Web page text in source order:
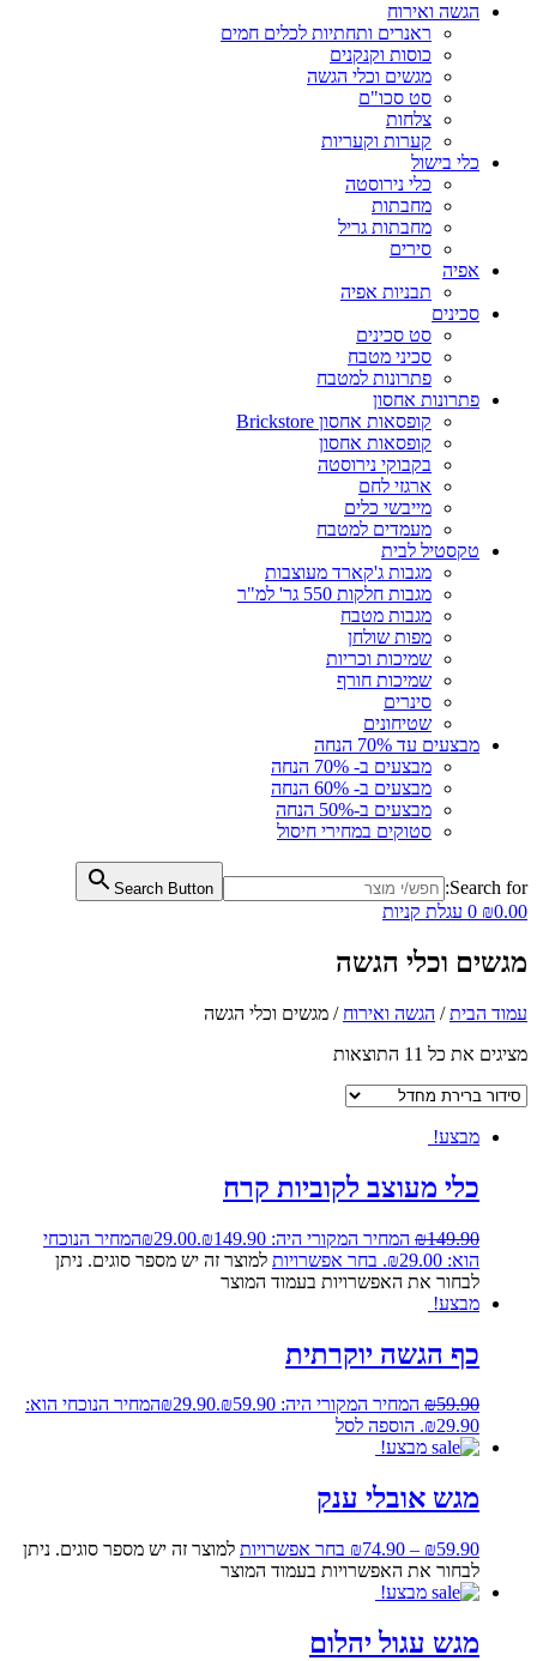
הגשה ואירוח
ראנרים ותחתיות לכלים חמים
כוסות וקנקנים
מגשים וכלי הגשה
סט סכו"ם
צלחות
קערות וקעריות
כלי בישול
כלי נירוסטה
מחבתות
מחבתות גריל
סירים
אפיה
תבניות אפיה
סכינים
סט סכינים
סכיני מטבח
פתרונות למטבח
פתרונות אחסון
קופסאות אחסון Brickstore
קופסאות אחסון
בקבוקי נירוסטה
ארגזי לחם
מייבשי כלים
מעמדים למטבח
טקסטיל לבית
מגבות ג'קארד מעוצבות
מגבות חלקות 550 גר' למ"ר
מגבות מטבח
מפות שולחן
שמיכות וכריות
שמיכות חורף
סינרים
שטיחונים
מבצעים עד 70% הנחה
מבצעים ב- 70% הנחה
מבצעים ב- 60% הנחה
מבצעים ב-50% הנחה
סטוקים במחירי חיסול
Search for:
Search Button
₪0.00
0 עגלת קניות
מגשים וכלי הגשה
עמוד הבית/ הגשה ואירוח / מגשים וכלי הגשה
מציגים את כל ⁦11⁩ התוצאות
מבצע!
כלי מעוצב לקוביות קרח
₪149.90 המחיר המקורי היה: ₪149.90. ₪29.00
המחיר הנוכחי
הוא: ₪29.00.
בחר אפשרויות למוצר זה יש מספר סוגים. ניתן
לבחור את האפשרויות בעמוד המוצר
מבצע!
כף הגשה יוקרתית
₪59.90 המחיר המקורי היה: ₪59.90. ₪29.90
המחיר הנוכחי הוא:
₪29.90. הוספה לסל
מבצע!
מגש אובלי ענק
₪59.90
–
₪74.90 בחר אפשרויות למוצר זה יש מספר סוגים. ניתן
לבחור את האפשרויות בעמוד המוצר
מבצע!
מגש עגול יהלום